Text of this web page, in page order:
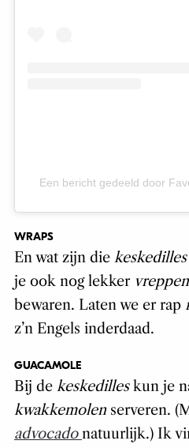
Een bericht gedeeld door
WRAPS
En wat zijn die keskedilles
je ook nog lekker vreppen
bewaren. Laten we er rap
z’n Engels inderdaad.
GUACAMOLE
Bij de keskedilleskun je
kwakkemolenserveren.
advocadonatuurlijk.) Ik